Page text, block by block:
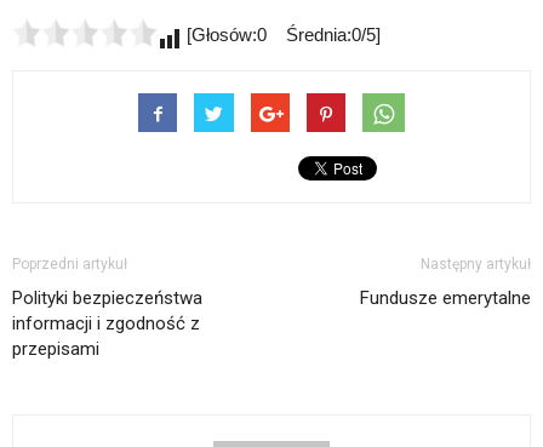
[Głosów:0 Średnia:0/5]
Poprzedni artykuł
Polityki bezpieczeństwa
informacji i zgodność z
przepisami
Następny artykuł
Fundusze emerytalne